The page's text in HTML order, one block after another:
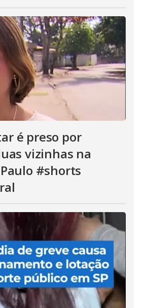
é preso por
vizinhas na
#shorts